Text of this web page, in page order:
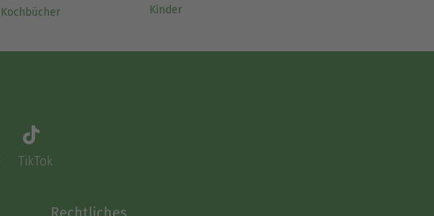
Kochbücher
Kinder
TikTok